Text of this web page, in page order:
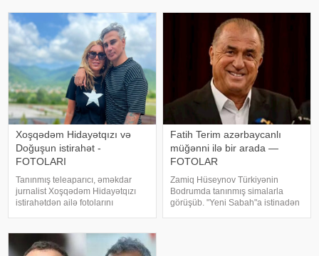
"YouTube" kanalında yayımlanan
müsahibəsində danışıb
Əməliyya
Xoşqədəm Hidayətqızı və
Doğuşun istirahət -
FOTOLARI
Tanınmış teleaparıcı, əməkdar
jurnalist Xoşqədəm Hidayətqızı
istirahətdən ailə fotolarını
başlığını yazıb. Fotolar böyük
maraqla qarşılanıb. Həmi
Fatih Terim azərbaycanlı
müğənni ilə bir arada —
FOTOLAR
Zamiq Hüseynov Türkiyənin
Bodrumda tanınmış simalarla
görüşüb. "Yeni Sabah"a istinadən